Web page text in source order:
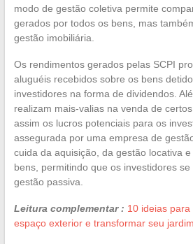
modo de gestão coletiva permite
gerados por todos os bens, mas
gestão imobiliária.
Os rendimentos gerados pelas SCPI
aluguéis recebidos sobre os bens
investidores na forma de dividendos.
realizam mais-valias na venda de
assim os lucros potenciais para os
assegurada por uma empresa de
cuida da aquisição, da gestão locativa
bens, permitindo que os investidores
gestão passiva.
Leitura complementar : 10 ideias
espaço exterior e transformar seu